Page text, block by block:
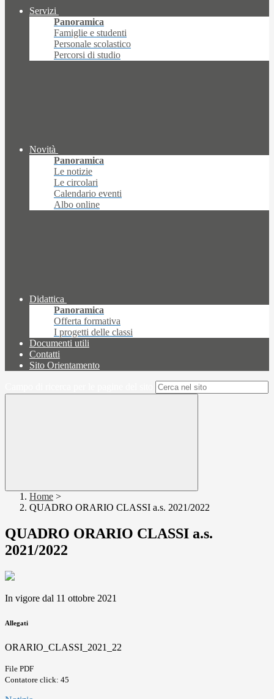
Servizi
Panoramica
Famiglie e studenti
Personale scolastico
Percorsi di studio
Novità
Panoramica
Le notizie
Le circolari
Calendario eventi
Albo online
Didattica
Panoramica
Offerta formativa
I progetti delle classi
Documenti utili
Contatti
Sito Orientamento
Home >
QUADRO ORARIO CLASSI a.s. 2021/2022
QUADRO ORARIO CLASSI a.s.
2021/2022
In vigore dal 11 ottobre 2021
Allegati
ORARIO_CLASSI_2021_22
File PDF
Contatore click: 45